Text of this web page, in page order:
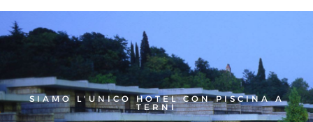
SIAMO L'UNICO HOTEL CON PISCINA A
TERNI